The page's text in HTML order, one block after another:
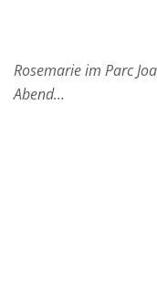
Rosemarie im Parc
Abend...